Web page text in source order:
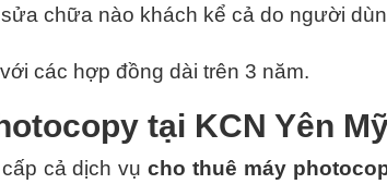
chữa nào khách kể cả do người
các hợp đồng dài trên 3 năm.
tại KCN Yên
cả dịch vụcho thuê máy